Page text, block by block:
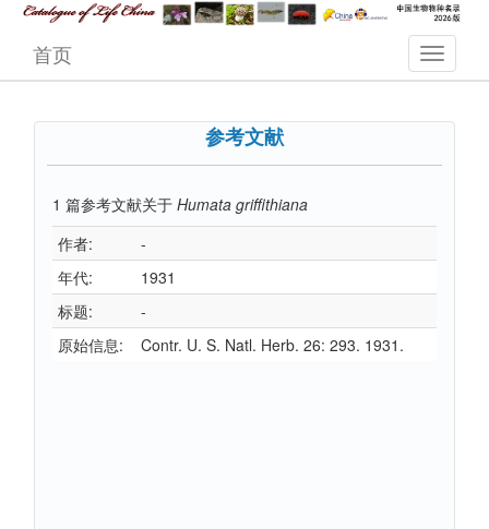
首页
参考文献
1 篇参考文献关于 Humata griffithiana
作者:
-
年代:
1931
标题:
-
原始信息:
Contr. U. S. Natl. Herb. 26: 293. 1931.